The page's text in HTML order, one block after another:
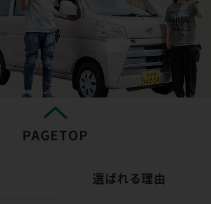
選ばれる理由